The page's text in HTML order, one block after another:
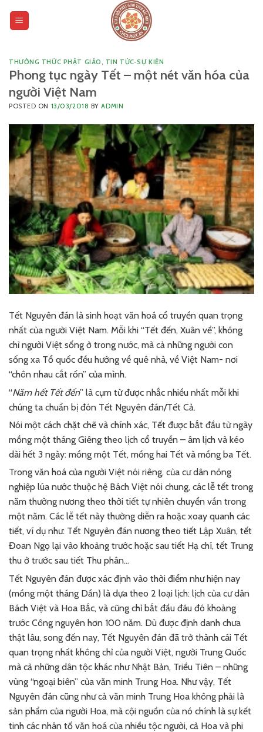
THƯỜNG THỨC PHẬT GIÁO, TIN TỨC-SỰ KIỆN
Phong tục ngày Tết – một nét văn hóa của
người Việt Nam
POSTED ON 13/03/2018 BYADMIN
Tết Nguyên đán là sinh hoạt văn hoá cổ truyền quan trọng
nhất của người Việt Nam. Mỗi khi “Tết đến, Xuân về”, không
chỉ người Việt sống ở trong nước, mà cả những người con
sống xa Tổ quốc đều hướng về quê nhà, về Việt Nam- nơi
“chôn nhau cắt rốn” của mình.
“Năm hết Tết đến” là cụm từ được nhắc nhiều nhất mỗi khi
chúng ta chuẩn bị đón Tết Nguyên đán/Tết Cả.
Nói một cách chặt chẽ và chính xác, Tết được bắt đầu từ ngày
mồng một tháng Giêng theo lịch cổ truyền – âm lịch và kéo
dài hết 3 ngày: mồng một Tết, mồng hai Tết và mồng ba Tết.
Trong văn hoá của người Việt nói riêng, của cư dân nông
nghiệp lúa nước thuộc hệ Bách Việt nói chung, các lễ tết trong
năm thường nương theo thời tiết tự nhiên chuyển vần trong
một năm. Các lễ tết này thường diễn ra hoặc xoay quanh các
tiết, ví dụ như: Tết Nguyên đán nương theo tiết Lập Xuân, tết
Đoan Ngọ lại vào khoảng trước hoặc sau tiết Hạ chí, tết Trung
thu ở trước sau tiết Thu phân…
Tết Nguyên đán được xác định vào thời điểm như hiện nay
(mồng một tháng Dần) là dựa theo 2 loại lịch: lịch của cư dân
Bách Việt và Hoa Bắc, và cũng chỉ bắt đầu đâu đó khoảng
trước Công nguyên hơn 100 năm. Dù được định danh chưa
thật lâu, song đến nay, Tết Nguyên đán đã trở thành cái Tết
quan trọng nhất không chỉ của người Việt, người Trung Quốc
mà cả những dân tộc khác như Nhật Bản, Triều Tiên – những
vùng “ngoại biên” của văn minh Trung Hoa. Như vậy, Tết
Nguyên đán cũng như cả văn minh Trung Hoa không phải là
sản phẩm của người Hoa, mà cội nguồn của nó chính là sự kết
tinh các nhân tố văn hoá của nhiều tộc người, cả Hoa và phi